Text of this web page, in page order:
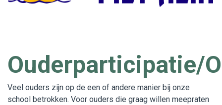
IPC
Contact
Ouderparticipatie/
Veel ouders zijn op de een of andere manier bij onze
school betrokken. Voor ouders die graag willen meepraten